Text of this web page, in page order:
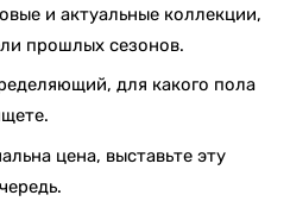
и актуальные коллекции,
прошлых сезонов.
для какого пола
цена, выставьте эту